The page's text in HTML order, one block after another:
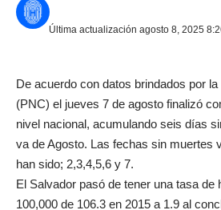
Última actualización agosto 8, 2025
De acuerdo con datos brindados por
(PNC) el jueves 7 de agosto finalizó
nivel nacional, acumulando seis días
va de Agosto. Las fechas sin muertes
han sido; 2,3,4,5,6 y 7.
El Salvador pasó de tener una tasa de
100,000 de 106.3 en 2015 a 1.9 al